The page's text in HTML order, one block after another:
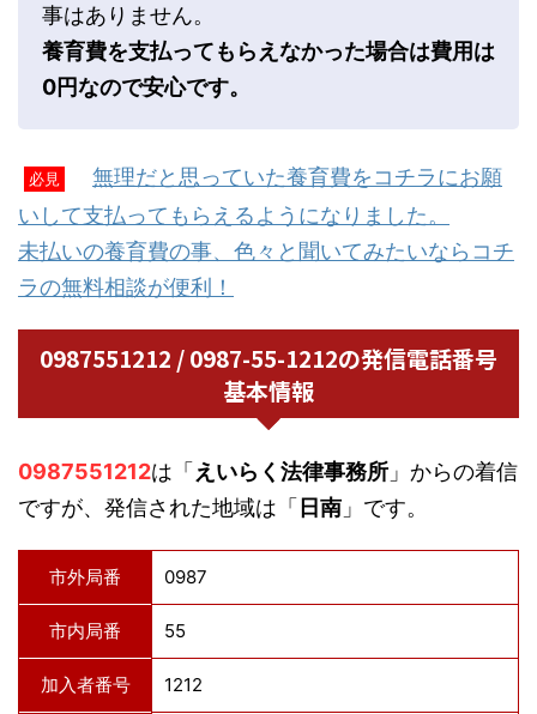
事はありません。
養育費を支払ってもらえなかった場合は費用は
0円なので安心です。
必見
無理だと思っていた養育費をコチラにお願
いして支払ってもらえるようになりました。
未払いの養育費の事、色々と聞いてみたいならコチ
ラの無料相談が便利！
0987551212 / 0987-55-1212の発信電話番号
基本情報
0987551212は「えいらく法律事務所 」からの着信
ですが、発信された地域は「日南 」です。
市外局番 0987
市内局番 55
加入者番号 1212